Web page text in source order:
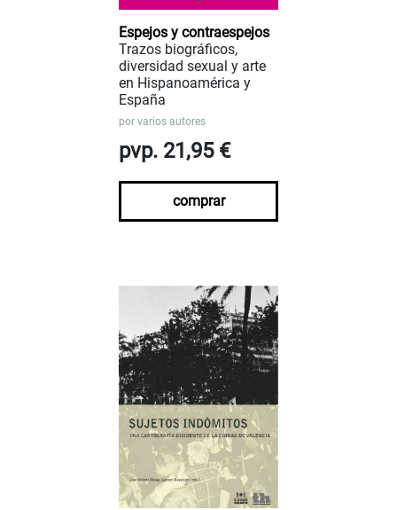
Espejos y contraespejos
Trazos biográficos,
diversidad sexual y arte
en Hispanoamérica y
España
por varios autores
pvp. 21,95 €
comprar